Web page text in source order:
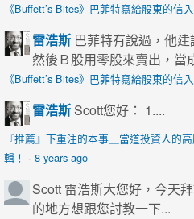
《Buffett’s Bites》巴菲特寫給股東的信
雷浩斯 巴菲特有說過，他
然後Ｂ股用零股來賣出，當
《Buffett’s Bites》巴菲特寫給股東的信
雷浩斯 Scott您好： 1....
『推薦』下重注的本事＿當道投資人的
輯！ · 8 years ago
Scott 雷浩斯大您好，今天
的地方想跟您討教一下...